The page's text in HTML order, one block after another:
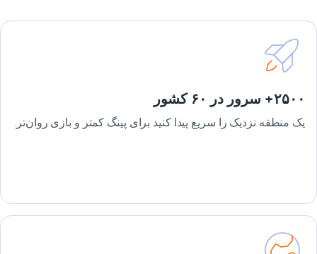
۲۵۰۰+ سرور در ۶۰ کشور
یک منطقه نزدیک را سریع پیدا کنید برای پینگ کمتر و بازی روان‌تر.